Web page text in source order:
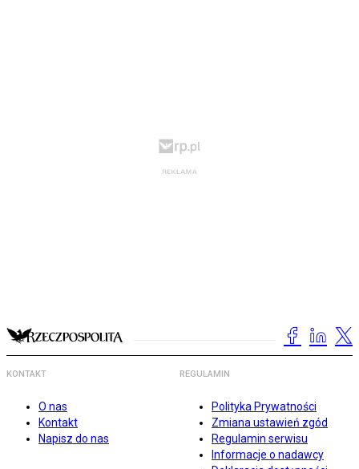
KONTAKT
O nas
Kontakt
Napisz do nas
REGULAMIN
Polityka Prywatności
Zmiana ustawień zgód
Regulamin serwisu
Informacje o nadawcy